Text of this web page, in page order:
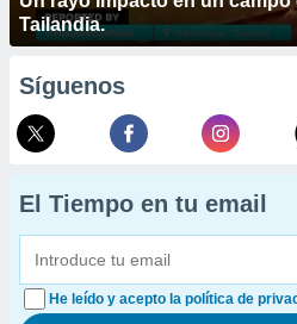
Tailandia.
Síguenos
El Tiempo en tu email
He leído y acepto la política de